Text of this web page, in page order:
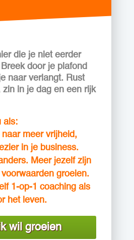
die je niet eerder
door je plafond
naar verlangt. Rust
zin in je dag en een rijk
als:
meer vrijheid,
in je business.
Meer jezelf zijn
groeien.
1-op-1 coaching als
het leven.
wil groeien